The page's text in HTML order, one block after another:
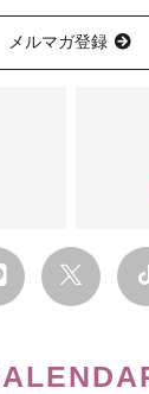
メルマガ登録